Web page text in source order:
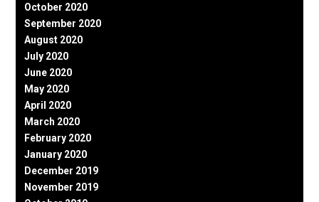
October 2020
September 2020
August 2020
July 2020
June 2020
May 2020
April 2020
March 2020
February 2020
January 2020
December 2019
November 2019